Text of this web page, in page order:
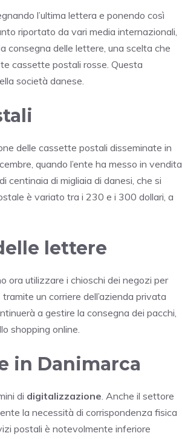
l’ultima lettera e ponendo così
riportato da vari media internazionali,
consegna delle lettere, una scelta che
cassette postali rosse. Questa
società danese.
delle cassette postali disseminate in
quando l’ente ha messo in vendita
centinaia di migliaia di danesi, che si
è variato tra i 230 e i 300 dollari, a
lettere
ora utilizzare i chioschi dei negozi per
un corriere dell’azienda privata
a gestire la consegna dei pacchi,
shopping online.
in Danimarca
di digitalizzazione. Anche il settore
la necessità di corrispondenza fisica
postali è notevolmente inferiore